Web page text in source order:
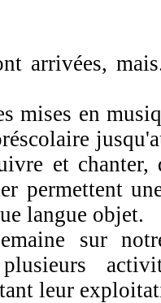
arrivées,
mises en
et chanter,
permettent
langue objet.
sur
plusieurs
leur